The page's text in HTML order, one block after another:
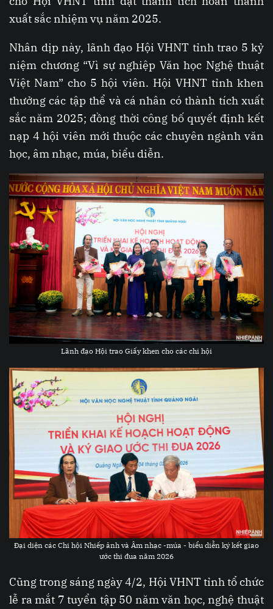
xuất sắc nhiệm vụ năm 2025.
Nhân dịp này, lãnh đạo Hội VHNT tỉnh trao 5 kỷ
niệm chương “Vì sự nghiệp Văn học Nghệ thuật
Việt Nam” cho 5 hội viên. Hội VHNT tỉnh khen
thưởng các tập thể và cá nhân có thành tích xuất
sắc năm 2025; đồng thời công bố quyết định kết
nạp 4 hội viên mới thuộc các chuyên ngành văn
học, âm nhạc, múa, biểu diễn.
Lãnh đạo Hội trao Giấy khen cho các chi hội
Đại diện các Chi hội Nhiếp ảnh và Âm nhạc -múa - biểu diễn ký kết giao
ước thi đua năm 2026
Cũng trong sáng ngày 4/2, Hội VHNT tỉnh tổ chức
lễ ra mắt 7 tuyển tập 50 năm văn học, nghệ thuật